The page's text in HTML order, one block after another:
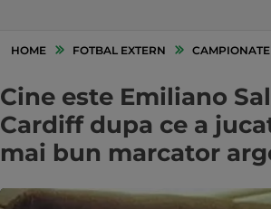
HOME FOTBAL EXTERN
Cine este Emiliano
Cardiff dupa ce a
mai bun marcator